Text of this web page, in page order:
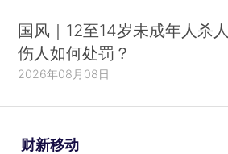
国风｜12至14岁未成年人杀人
伤人如何处罚？
2026年08月08日
财新移动